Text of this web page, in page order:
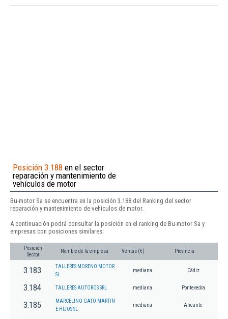
Posición 3.188 en el sector
reparación y mantenimiento de
vehículos de motor
Bu-motor Sa se encuentra en la posición 3.188 del Ranking del sector
reparación y mantenimiento de vehículos de motor.
A continuación podrá consultar la posición en el ranking de Bu-motor Sa y
empresas con posiciones similares:
Posición
Sector
Nombre de la empresa Ventas (€) Provincia
3.183
TALLERES MORENO MOTOR
SL
mediana Cádiz
3.184 TALLERES AUTOROS SRL mediana Pontevedra
3.185
MARCELINO GATO MARTIN
E HIJOS SL
mediana Alicante